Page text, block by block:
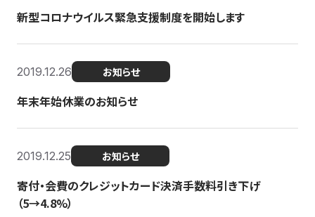
新型コロナウイルス緊急支援制度を開始します
2019.12.26 お知らせ
年末年始休業のお知らせ
2019.12.25 お知らせ
寄付・会費のクレジットカード決済手数料引き下げ
（5→4.8%）